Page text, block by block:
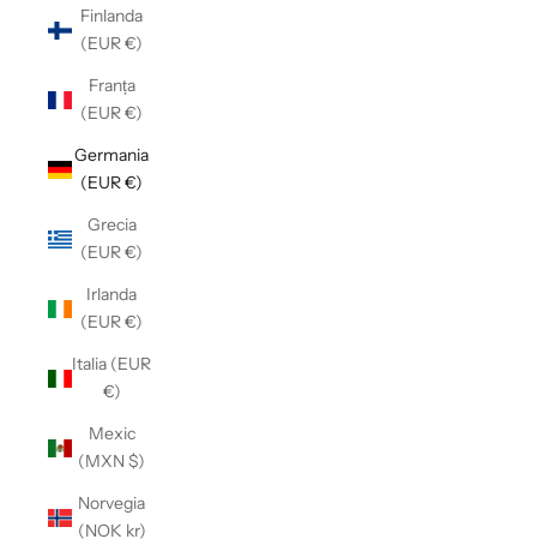
Finlanda
(EUR €)
Franța
(EUR €)
Germania
(EUR €)
Grecia
(EUR €)
Irlanda
(EUR €)
Italia (EUR
€)
Mexic
(MXN $)
Norvegia
(NOK kr)